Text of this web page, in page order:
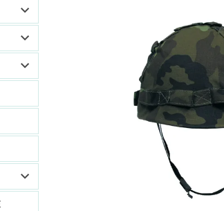
BOTY, OBUV SVÍTIDLA, SVÍTILNY, SVĚTLA
PRO MOTORKÁŘE